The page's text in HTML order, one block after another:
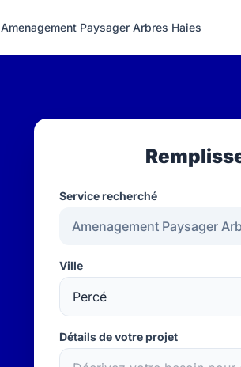
Amenagement Paysager Arbres Haies
Service recherché
Ville
Détails de votre projet